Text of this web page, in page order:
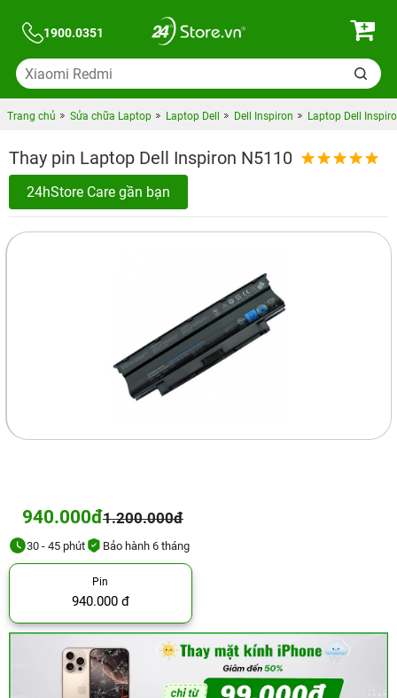
1900.0351
Trang chủ Sửa chữa Laptop Laptop Dell Dell Inspiron Laptop Dell
Thay pin Laptop Dell Inspiron N5110
24hStore Care gần bạn
940.000đ1.200.000đ
30 - 45 phút Bảo hành 6 tháng
Pin
940.000 đ